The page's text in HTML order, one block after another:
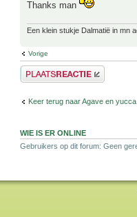
Thanks man
Een klein stukje Dalmatië in mn
Vorige
Plaats een reactie
Keer terug naar Agave en yucca
WIE IS ER ONLINE
Gebruikers op dit forum: Geen